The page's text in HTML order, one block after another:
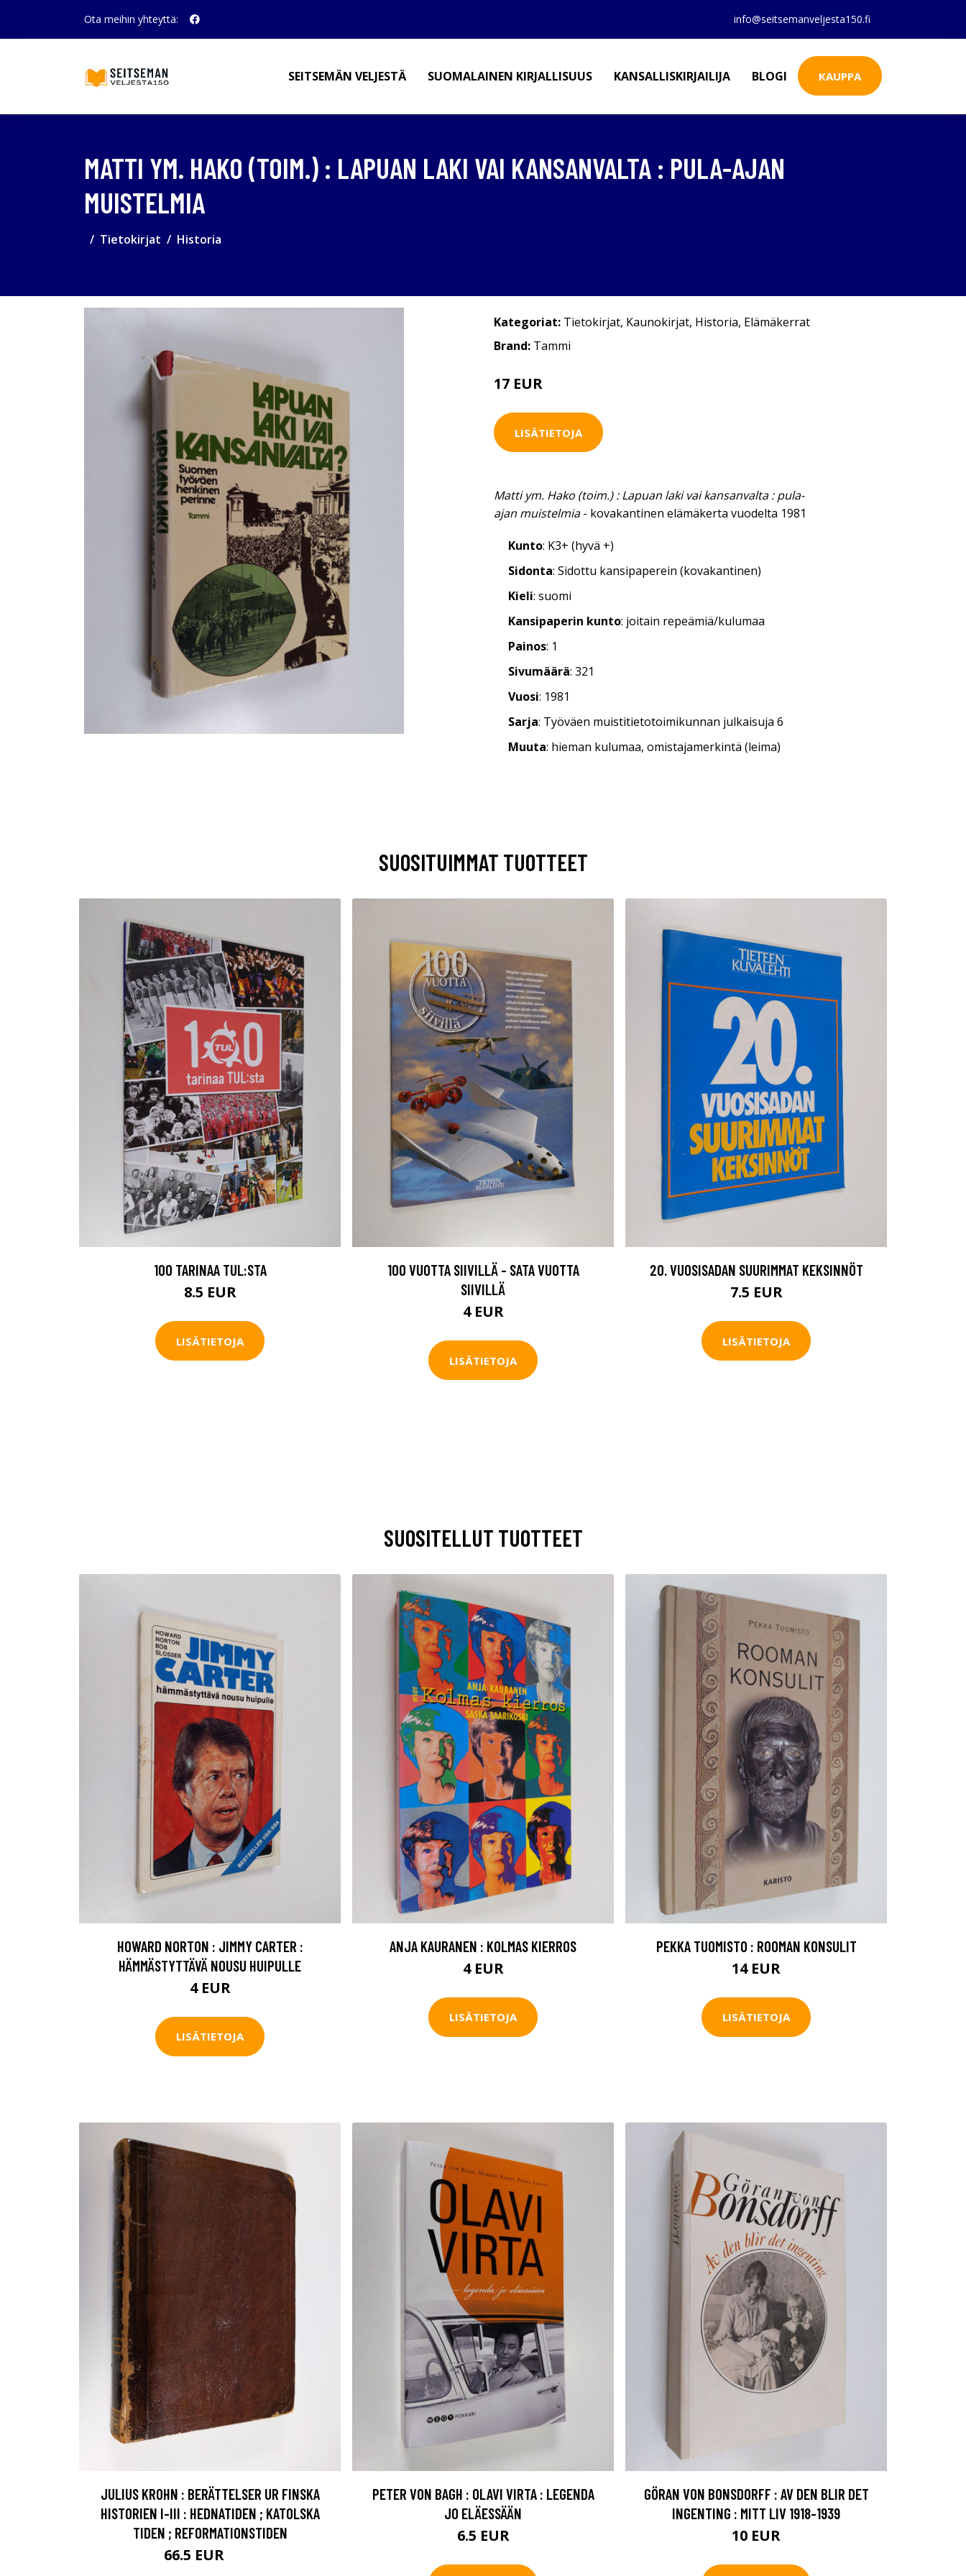
Ota meihin yhteyttä: info@seitsemanveljesta150.fi
SEITSEMÄN VELJESTÄ SUOMALAINEN KIRJALLISUUS KANSALLISKIRJAILIJA BLOGI KAUPPA
MATTI YM. HAKO (TOIM.) : LAPUAN LAKI VAI KANSANVALTA : PULA-AJAN
MUISTELMIA
Tietokirjat Historia
Kategoriat: Tietokirjat, Kaunokirjat, Historia, Elämäkerrat
Brand: Tammi
17 EUR
LISÄTIETOJA
Matti ym. Hako (toim.) : Lapuan laki vai kansanvalta : pula-
ajan muistelmia- kovakantinen elämäkerta vuodelta 1981
Kunto: K3+ (hyvä +)
Sidonta: Sidottu kansipaperein (kovakantinen)
Kieli: suomi
Kansipaperin kunto: joitain repeämiä/kulumaa
Painos: 1
Sivumäärä: 321
Vuosi: 1981
Sarja: Työväen muistitietotoimikunnan julkaisuja 6
Muuta: hieman kulumaa, omistajamerkintä (leima)
SUOSITUIMMAT TUOTTEET
100 TARINAA TUL:STA
8.5 EUR
LISÄTIETOJA
100 VUOTTA SIIVILLÄ - SATA VUOTTA
SIIVILLÄ
4 EUR
LISÄTIETOJA
20. VUOSISADAN SUURIMMAT KEKSINNÖT
7.5 EUR
LISÄTIETOJA
SUOSITELLUT TUOTTEET
HOWARD NORTON : JIMMY CARTER :
HÄMMÄSTYTTÄVÄ NOUSU HUIPULLE
4 EUR
LISÄTIETOJA
ANJA KAURANEN : KOLMAS KIERROS
4 EUR
LISÄTIETOJA
PEKKA TUOMISTO : ROOMAN KONSULIT
14 EUR
LISÄTIETOJA
JULIUS KROHN : BERÄTTELSER UR FINSKA
HISTORIEN I-III : HEDNATIDEN ; KATOLSKA
TIDEN ; REFORMATIONSTIDEN
66.5 EUR
PETER VON BAGH : OLAVI VIRTA : LEGENDA
JO ELÄESSÄÄN
6.5 EUR
GÖRAN VON BONSDORFF : AV DEN BLIR DET
INGENTING : MITT LIV 1918-1939
10 EUR